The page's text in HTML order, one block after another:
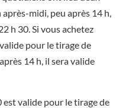
midi, peu après 14 h,
h 30. Si vous achetez
pour le tirage de
14 h, il sera valide
valide pour le tirage de